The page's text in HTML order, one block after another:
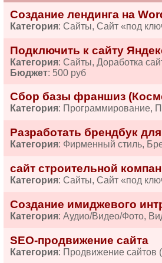
Создание лендинга на
Категория: Сайты, Сайт «под
Подключить к сайту
Категория: Сайты, Доработка
Бюджет: 500 руб
Сбор базы франшиз
Категория: Программирование,
Разработать брендбук
Категория: Фирменный стиль,
сайт строительной
Категория: Сайты, Сайт «под
Создание имиджевого
Категория: Аудио/Видео/Фото,
SEO-продвижение сайта
Категория: Продвижение сайтов